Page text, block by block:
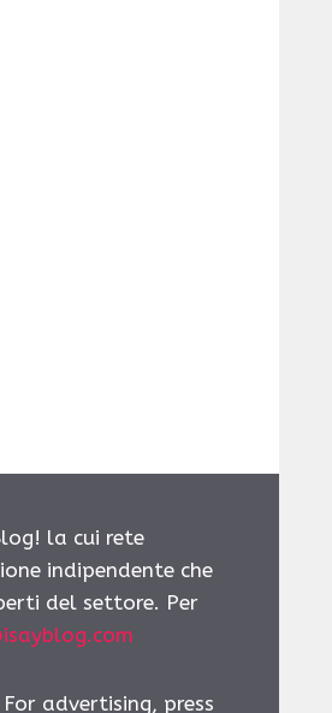
la cui rete
indipendente che
del settore. Per
advertising, press